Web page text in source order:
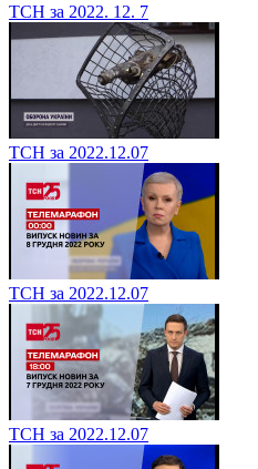
ТСН за 2022. 12. 7
ТСН за 2022.12.07
ТСН за 2022.12.07
ТСН за 2022.12.07